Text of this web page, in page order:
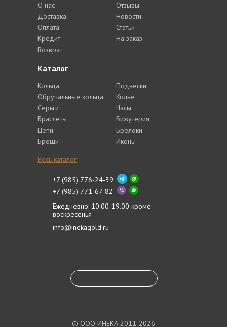
Каталог
Кольца
Обручальные кольца
Серьги
Браслеты
Цепи
Броши
Подвески
Колье
Часы
Бижутерия
Брелоки
Иконы
Весь каталог
О нас
Доставка
Оплата
Кредит
Возврат
Отзывы
Новости
Статьи
На заказ
+7 (985) 776-24-39
+7 (985) 771-67-82
Ежедневно: 10.00-19.00 кроме
воскресенья
info@inekagold.ru
© ООО ИНЕКА 2011-2026